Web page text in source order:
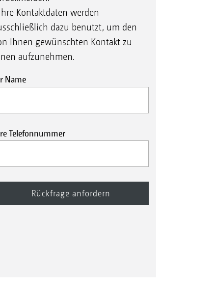
Kontaktdaten werden
dazu benutzt, um den
Ihnen gewünschten Kontakt zu
aufzunehmen.
Name
Telefonnummer